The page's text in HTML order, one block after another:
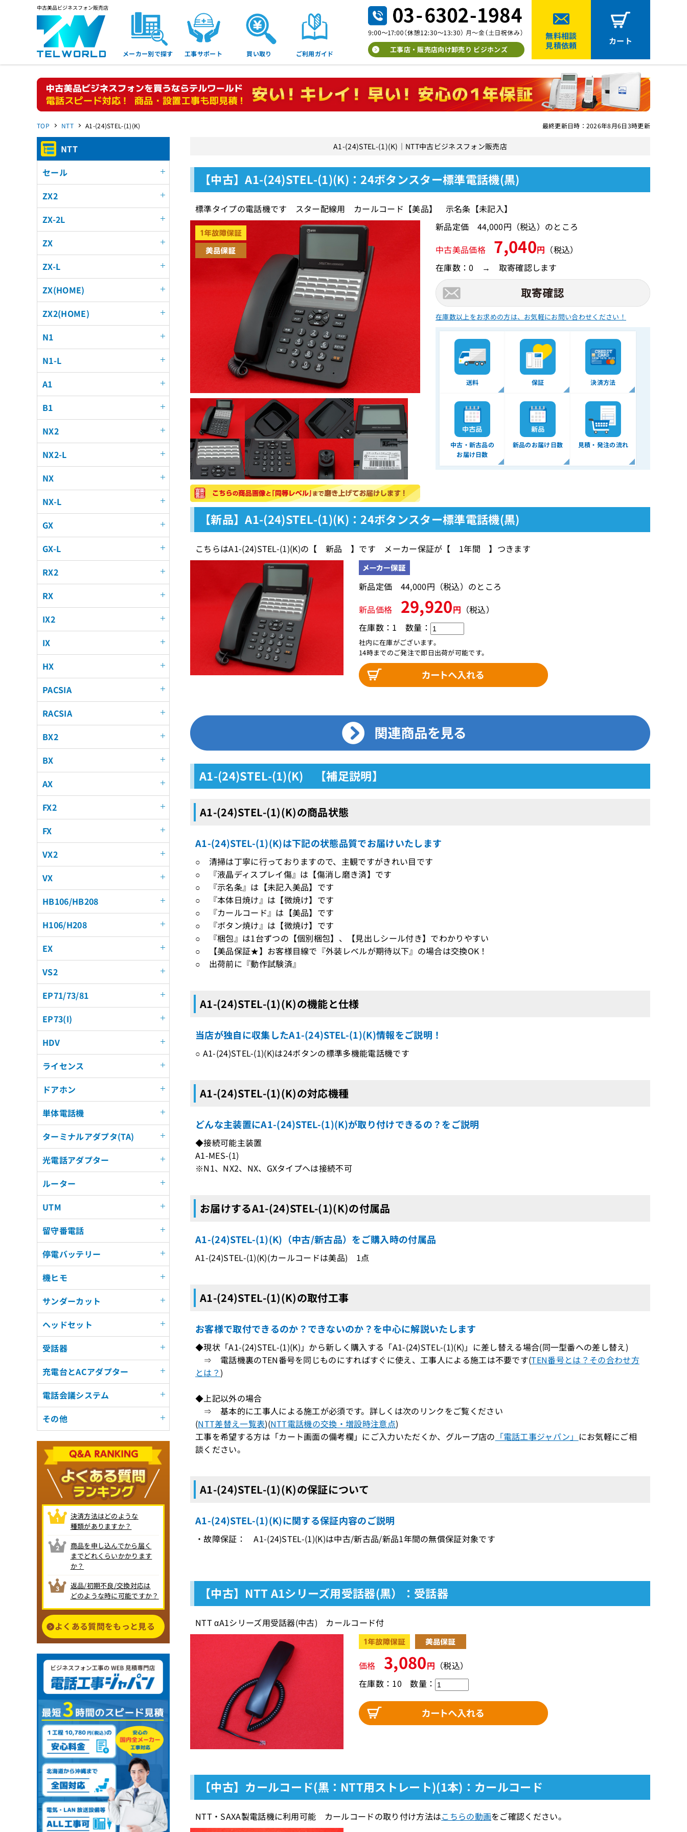
中古美品ビジネスフォン販売店
メーカー別で探す 工事サポート 買い取り ご利用ガイド 工事店・販売店向け卸売り ビジホンズ
無料相談
見積依頼
カート
最終更新日時：2026年8月6日3時更新
TOP NTT A1-(24)STEL-(1)(K)
A1-(24)STEL-(1)(K)｜NTT中古ビジネスフォン販売店
【中古】A1-(24)STEL-(1)(K)：24ボタンスター標準電話機(黒)
標準タイプの電話機です スター配線用 カールコード【美品】 示名条【未記入】
新品定価 44,000円（税込）のところ
中古美品価格 7,040円 （税込）
在庫数：0 → 取寄確認します
在庫数以上をお求めの方は、 お気軽にお問い合わせください！
送料 保証 決済方法
中古・新古品の
お届け日数
新品のお届け日数 見積・発注の流れ
【新品】A1-(24)STEL-(1)(K)：24ボタンスター標準電話機(黒)
こちらはA1-(24)STEL-(1)(K)の【 新品 】です メーカー保証が【 1年間 】つきます
新品定価 44,000円（税込）のところ
新品価格 29,920円 （税込）
在庫数：1
社内に在庫がございます。
14時までのご発注で即日出荷が可能です。
数量：
A1-(24)STEL-(1)(K) 【補足説明】
A1-(24)STEL-(1)(K)の商品状態
A1-(24)STEL-(1)(K)は下記の状態品質でお届けいたします
○ 清掃は丁寧に行っておりますので、主観ですがきれい目です
○ 『液晶ディスプレイ傷』は【傷消し磨き済】です
○ 『示名条』は【未記入美品】です
○ 『本体日焼け』は【微焼け】です
○ 『カールコード』は【美品】です
○ 『ボタン焼け』は【微焼け】です
○ 『梱包』は1台ずつの【個別梱包】、【見出しシール付き】でわかりやすい
○ 【美品保証★】お客様目線で『外装レベルが期待以下』の場合は交換OK！
○ 出荷前に『動作試験済』
A1-(24)STEL-(1)(K)の機能と仕様
当店が独自に収集したA1-(24)STEL-(1)(K)情報をご説明！
○ A1-(24)STEL-(1)(K)は24ボタンの標準多機能電話機です
A1-(24)STEL-(1)(K)の対応機種
どんな主装置にA1-(24)STEL-(1)(K)が取り付けできるの？をご説明
◆接続可能主装置
A1-MES-(1)
※N1、NX2、NX、GXタイプへは接続不可
お届けするA1-(24)STEL-(1)(K)の付属品
A1-(24)STEL-(1)(K)（中古/新古品）をご購入時の付属品
A1-(24)STEL-(1)(K)(カールコードは美品) 1点
A1-(24)STEL-(1)(K)の取付工事
お客様で取付できるのか？できないのか？を中心に解説いたします
◆現状「A1-(24)STEL-(1)(K)」から新しく購入する「A1-(24)STEL-(1)(K)」に差し替える場合(同一型番への差し替え)
⇒ 電話機裏のTEN番号を同じものにすればすぐに使え、工事人による施工は不要です(TEN番号とは？その合わせ方
とは？)
◆上記以外の場合
⇒ 基本的に工事人による施工が必須です。詳しくは次のリンクをご覧ください
(NTT差替え一覧表)(NTT電話機の交換・増設時注意点)
工事を希望する方は「カート画面の備考欄」にご入力いただくか、グループ店の 「電話工事ジャパン」 にお気軽にご相
談ください。
A1-(24)STEL-(1)(K)の保証について
A1-(24)STEL-(1)(K)に関する保証内容のご説明
・故障保証： A1-(24)STEL-(1)(K)は中古/新古品/新品1年間の無償保証対象です
【中古】NTT A1シリーズ用受話器(黒）：受話器
NTT αA1シリーズ用受話器(中古) カールコード付
価格 3,080円 （税込）
在庫数：10 数量：
【中古】カールコード(黒：NTT用ストレート)(1本)：カールコード
NTT・SAXA製電話機に利用可能 カールコードの取り付け方法はこちらの動画をご確認ください。
NTT
セール
ZX2
ZX-2L
ZX
ZX-L
ZX(HOME)
ZX2(HOME)
N1
N1-L
A1
B1
NX2
NX2-L
NX
NX-L
GX
GX-L
RX2
RX
IX2
IX
HX
PACSIA
RACSIA
BX2
BX
AX
FX2
FX
VX2
VX
HB106/HB208
H106/H208
EX
VS2
EP71/73/81
EP73(I)
HDV
ライセンス
ドアホン
単体電話機
ターミナルアダプタ(TA)
光電話アダプター
ルーター
UTM
留守番電話
停電バッテリー
機ヒモ
サンダーカット
ヘッドセット
受話器
充電台とACアダプター
電話会議システム
その他
決済方法はどのような
種類がありますか？
商品を申し込んでから届く
までどれくらいかかります
か？
返品/初期不良/交換対応は
どのような時に可能ですか？
よくある質問をもっと見る